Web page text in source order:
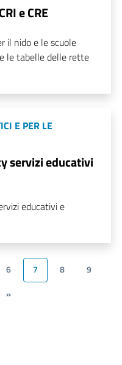
e CRE
il nido e le scuole
le tabelle delle rette
E PER LE
servizi educativi
educativi e
6 7 8
9
»